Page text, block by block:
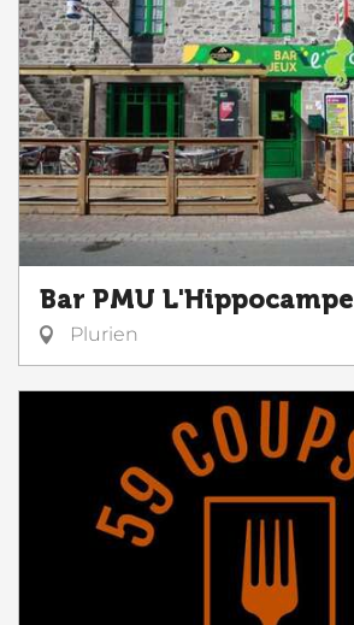
Bar PMU L'Hippocampe
Plurien